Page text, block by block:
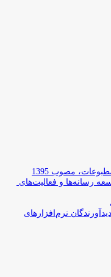
مصوب 1395
رسانه­‌ها و فعالیت‌­های
نرم‌افزارهای